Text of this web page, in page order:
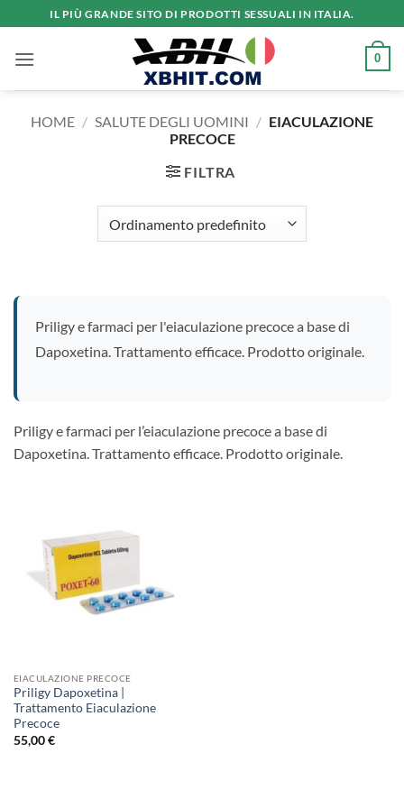
ai
contenuti
IL PIÙ GRANDE SITO DI PRODOTTI SESSUALI IN ITALIA.
0
HOME / SALUTE DEGLI UOMINI / EIACULAZIONE
PRECOCE
FILTRA
Priligy e farmaci per l'eiaculazione precoce a base di
Dapoxetina. Trattamento efficace. Prodotto originale.
Priligy e farmaci per l’eiaculazione precoce a base di
Dapoxetina. Trattamento efficace. Prodotto originale.
EIACULAZIONE PRECOCE
Priligy Dapoxetina |
Trattamento Eiaculazione
Precoce
55,00€